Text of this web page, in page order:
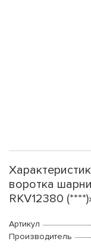
воротка
RKV12380
Артикул
Производитель